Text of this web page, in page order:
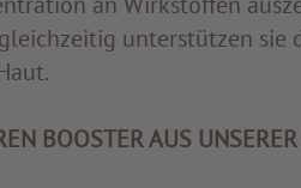
unterstützen sie
BOOSTER AUS